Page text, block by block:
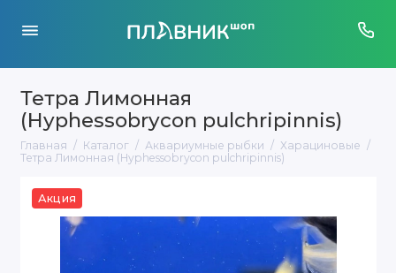
Тетра Лимонная
(Hyphessobrycon pulchripinnis)
Главная Каталог Аквариумные рыбки
Харациновые
Тетра Лимонная (Hyphessobrycon pulchripinnis)
Акция